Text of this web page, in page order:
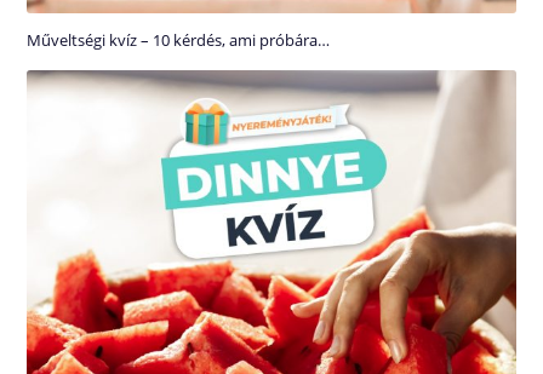
Műveltségi kvíz – 10 kérdés, ami próbára…